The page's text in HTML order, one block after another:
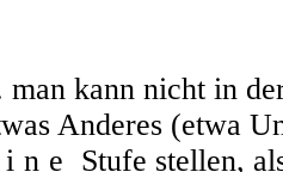
kann nicht in
Anderes (etwa
Stufe stellen,